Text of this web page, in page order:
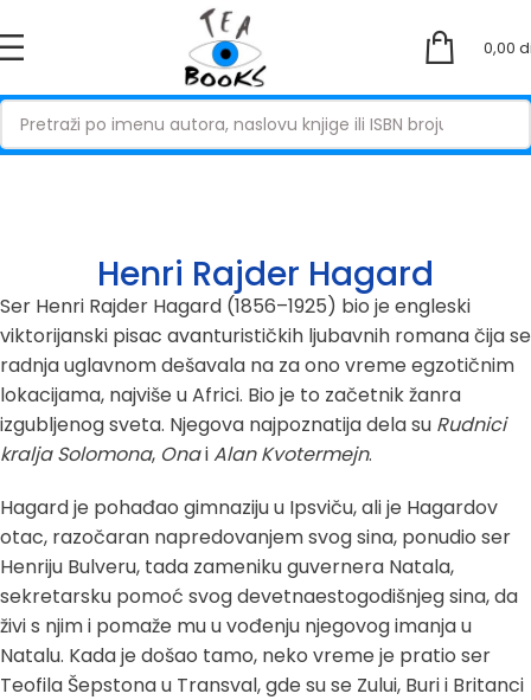
0,00
Henri Rajder Hagard
Ser Henri Rajder Hagard (1856–1925) bio je engleski
viktorijanski pisac avanturističkih ljubavnih romana čija se
radnja uglavnom dešavala na za ono vreme egzotičnim
lokacijama, najviše u Africi. Bio je to začetnik žanra
izgubljenog sveta. Njegova najpoznatija dela su Rudnici
kralja Solomona, OnaiAlan Kvotermejn.
Hagard je pohađao gimnaziju u Ipsviču, ali je Hagardov
otac, razočaran napredovanjem svog sina, ponudio ser
Henriju Bulveru, tada zameniku guvernera Natala,
sekretarsku pomoć svog devetnaestogodišnjeg sina, da
živi s njim i pomaže mu u vođenju njegovog imanja u
Natalu. Kada je došao tamo, neko vreme je pratio ser
Teofila Šepstona u Transval, gde su se Zului, Buri i Britanci